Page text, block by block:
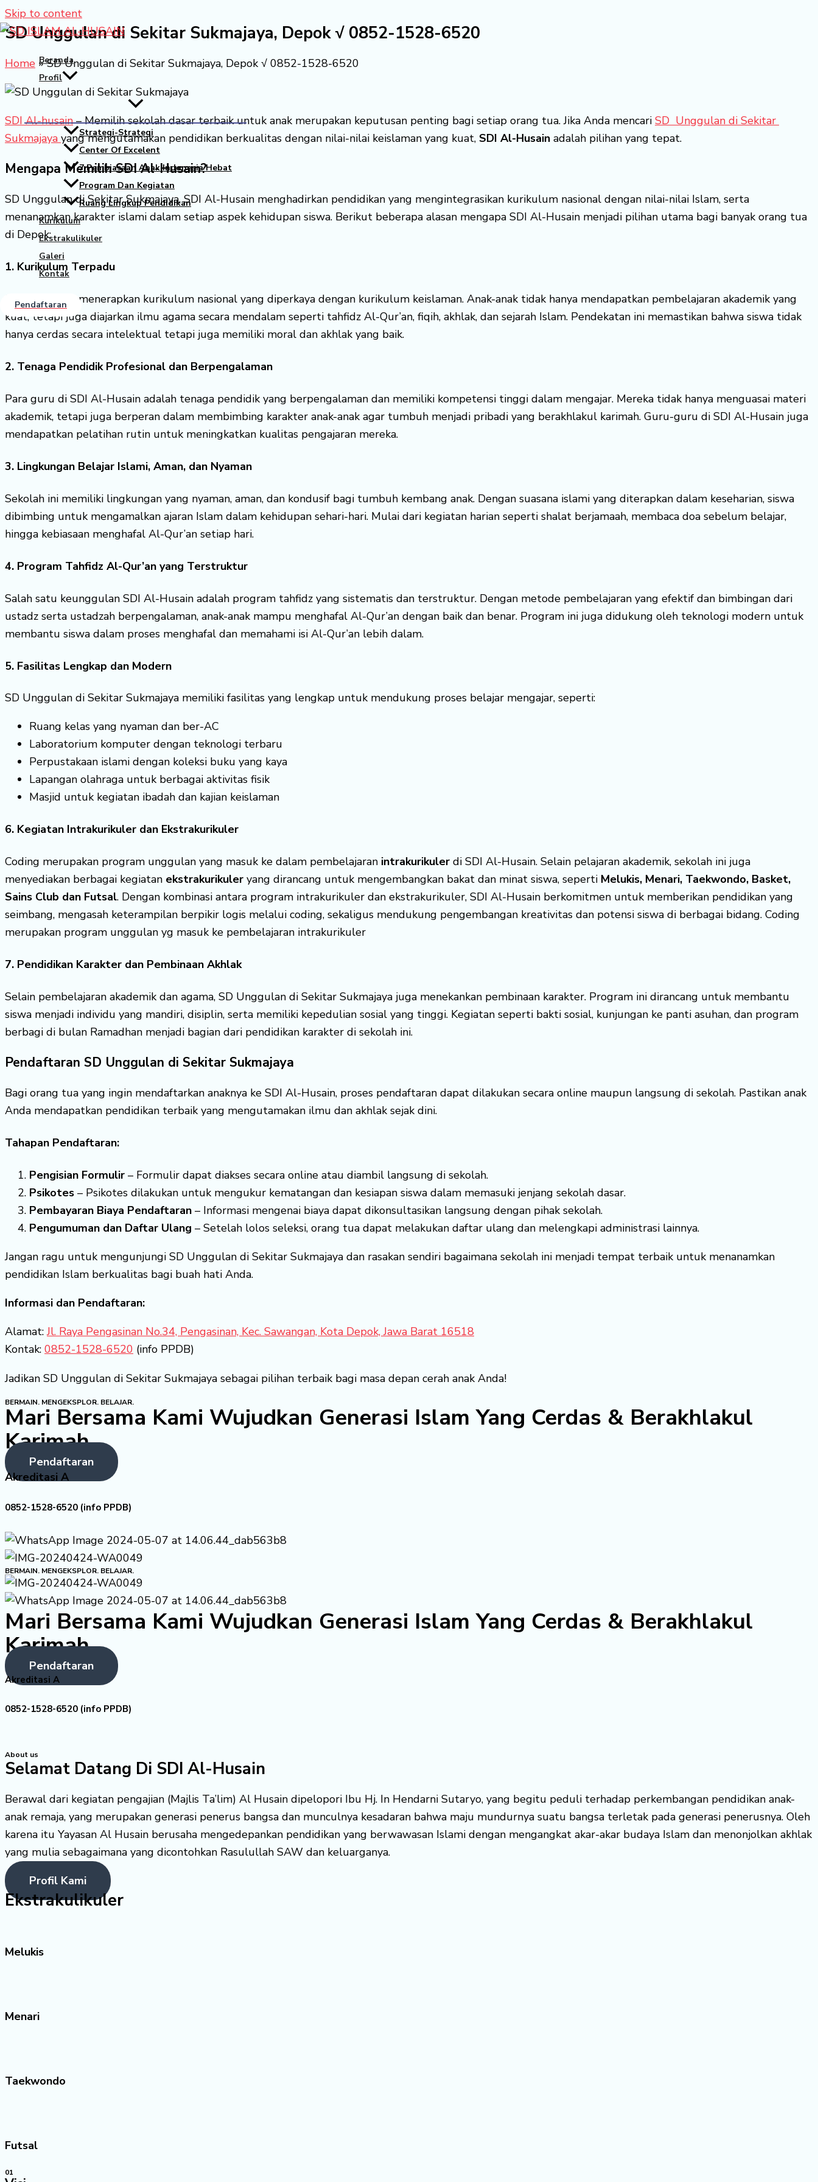
Skip to content
Beranda
Profil
Strategi-Strategi
Center Of Excelent
7 Pembiasaan Anak Indonesia Hebat
Program Dan Kegiatan
Ruang Lingkup Pendidikan
Kurikulum
Ekstrakulikuler
Galeri
Kontak
Pendaftaran
SD Unggulan di Sekitar Sukmajaya, Depok √ 0852-1528-6520
Home »SD Unggulan di Sekitar Sukmajaya, Depok √ 0852-1528-6520
SDI Al-husain– Memilih sekolah dasar terbaik untuk anak merupakan keputusan penting bagi setiap orang tua. Jika Anda mencari SD Unggulan di Sekitar
Sukmajaya yang mengutamakan pendidikan berkualitas dengan nilai-nilai keislaman yang kuat, SDI Al-Husain adalah pilihan yang tepat.
Mengapa Memilih SDI Al-Husain?
SD Unggulan di Sekitar Sukmajaya, SDI Al-Husain menghadirkan pendidikan yang mengintegrasikan kurikulum nasional dengan nilai-nilai Islam, serta
menanamkan karakter islami dalam setiap aspek kehidupan siswa. Berikut beberapa alasan mengapa SDI Al-Husain menjadi pilihan utama bagi banyak orang tua
di Depok:
1. Kurikulum Terpadu
SDI Al-Husain menerapkan kurikulum nasional yang diperkaya dengan kurikulum keislaman. Anak-anak tidak hanya mendapatkan pembelajaran akademik yang
kuat, tetapi juga diajarkan ilmu agama secara mendalam seperti tahfidz Al-Qur’an, fiqih, akhlak, dan sejarah Islam. Pendekatan ini memastikan bahwa siswa tidak
hanya cerdas secara intelektual tetapi juga memiliki moral dan akhlak yang baik.
2. Tenaga Pendidik Profesional dan Berpengalaman
Para guru di SDI Al-Husain adalah tenaga pendidik yang berpengalaman dan memiliki kompetensi tinggi dalam mengajar. Mereka tidak hanya menguasai materi
akademik, tetapi juga berperan dalam membimbing karakter anak-anak agar tumbuh menjadi pribadi yang berakhlakul karimah. Guru-guru di SDI Al-Husain juga
mendapatkan pelatihan rutin untuk meningkatkan kualitas pengajaran mereka.
3. Lingkungan Belajar Islami, Aman, dan Nyaman
Sekolah ini memiliki lingkungan yang nyaman, aman, dan kondusif bagi tumbuh kembang anak. Dengan suasana islami yang diterapkan dalam keseharian, siswa
dibimbing untuk mengamalkan ajaran Islam dalam kehidupan sehari-hari. Mulai dari kegiatan harian seperti shalat berjamaah, membaca doa sebelum belajar,
hingga kebiasaan menghafal Al-Qur’an setiap hari.
4. Program Tahfidz Al-Qur’an yang Terstruktur
Salah satu keunggulan SDI Al-Husain adalah program tahfidz yang sistematis dan terstruktur. Dengan metode pembelajaran yang efektif dan bimbingan dari
ustadz serta ustadzah berpengalaman, anak-anak mampu menghafal Al-Qur’an dengan baik dan benar. Program ini juga didukung oleh teknologi modern untuk
membantu siswa dalam proses menghafal dan memahami isi Al-Qur’an lebih dalam.
5. Fasilitas Lengkap dan Modern
SD Unggulan di Sekitar Sukmajaya memiliki fasilitas yang lengkap untuk mendukung proses belajar mengajar, seperti:
Ruang kelas yang nyaman dan ber-AC
Laboratorium komputer dengan teknologi terbaru
Perpustakaan islami dengan koleksi buku yang kaya
Lapangan olahraga untuk berbagai aktivitas fisik
Masjid untuk kegiatan ibadah dan kajian keislaman
6. Kegiatan Intrakurikuler dan Ekstrakurikuler
Coding merupakan program unggulan yang masuk ke dalam pembelajaran intrakurikuler di SDI Al-Husain. Selain pelajaran akademik, sekolah ini juga
menyediakan berbagai kegiatan ekstrakurikuler yang dirancang untuk mengembangkan bakat dan minat siswa, seperti Melukis, Menari, Taekwondo, Basket,
Sains Club dan Futsal. Dengan kombinasi antara program intrakurikuler dan ekstrakurikuler, SDI Al-Husain berkomitmen untuk memberikan pendidikan yang
seimbang, mengasah keterampilan berpikir logis melalui coding, sekaligus mendukung pengembangan kreativitas dan potensi siswa di berbagai bidang. Coding
merupakan program unggulan yg masuk ke pembelajaran intrakurikuler
7. Pendidikan Karakter dan Pembinaan Akhlak
Selain pembelajaran akademik dan agama, SD Unggulan di Sekitar Sukmajaya juga menekankan pembinaan karakter. Program ini dirancang untuk membantu
siswa menjadi individu yang mandiri, disiplin, serta memiliki kepedulian sosial yang tinggi. Kegiatan seperti bakti sosial, kunjungan ke panti asuhan, dan program
berbagi di bulan Ramadhan menjadi bagian dari pendidikan karakter di sekolah ini.
Pendaftaran SD Unggulan di Sekitar Sukmajaya
Bagi orang tua yang ingin mendaftarkan anaknya ke SDI Al-Husain, proses pendaftaran dapat dilakukan secara online maupun langsung di sekolah. Pastikan anak
Anda mendapatkan pendidikan terbaik yang mengutamakan ilmu dan akhlak sejak dini.
Tahapan Pendaftaran:
Pengisian Formulir – Formulir dapat diakses secara online atau diambil langsung di sekolah.
Psikotes – Psikotes dilakukan untuk mengukur kematangan dan kesiapan siswa dalam memasuki jenjang sekolah dasar.
Pembayaran Biaya Pendaftaran – Informasi mengenai biaya dapat dikonsultasikan langsung dengan pihak sekolah.
Pengumuman dan Daftar Ulang – Setelah lolos seleksi, orang tua dapat melakukan daftar ulang dan melengkapi administrasi lainnya.
Jangan ragu untuk mengunjungi SD Unggulan di Sekitar Sukmajaya dan rasakan sendiri bagaimana sekolah ini menjadi tempat terbaik untuk menanamkan
pendidikan Islam berkualitas bagi buah hati Anda.
Informasi dan Pendaftaran:
Alamat:Jl. Raya Pengasinan No.34, Pengasinan, Kec. Sawangan, Kota Depok, Jawa Barat 16518
Kontak: 0852-1528-6520 (info PPDB)
Jadikan SD Unggulan di Sekitar Sukmajaya sebagai pilihan terbaik bagi masa depan cerah anak Anda!
BERMAIN. MENGEKSPLOR. BELAJAR.
Mari Bersama Kami Wujudkan Generasi Islam Yang Cerdas & Berakhlakul
Karimah
Pendaftaran
Akreditasi A
0852-1528-6520 (info PPDB)
BERMAIN. MENGEKSPLOR. BELAJAR.
Mari Bersama Kami Wujudkan Generasi Islam Yang Cerdas & Berakhlakul
Karimah
Pendaftaran
Akreditasi A
0852-1528-6520 (info PPDB)
About us
Selamat Datang Di SDI Al-Husain
Berawal dari kegiatan pengajian (Majlis Ta’lim) Al Husain dipelopori Ibu Hj. In Hendarni Sutaryo, yang begitu peduli terhadap perkembangan pendidikan anak-
anak remaja, yang merupakan generasi penerus bangsa dan munculnya kesadaran bahwa maju mundurnya suatu bangsa terletak pada generasi penerusnya. Oleh
karena itu Yayasan Al Husain berusaha mengedepankan pendidikan yang berwawasan Islami dengan mengangkat akar-akar budaya Islam dan menonjolkan akhlak
yang mulia sebagaimana yang dicontohkan Rasulullah SAW dan keluarganya.
Profil Kami
Ekstrakulikuler
Melukis
Menari
Taekwondo
Futsal
01